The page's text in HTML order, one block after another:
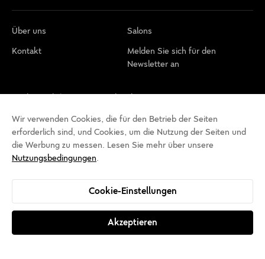
Wir verwenden Cookies, die für den Betrieb der Seiten
erforderlich sind, und Cookies, um die Nutzung der Seiten und
die Werbung zu messen. Lesen Sie mehr über unsere
Nutzungsbedingungen.
Cookie-Einstellungen
Akzeptieren
Über uns
Salons
Kontakt
Melden Sie sich für den
Newsletter an
Nutzungsbedingungen
Cookie-Einstellungen
Erklärung zur Barrierefreiheit